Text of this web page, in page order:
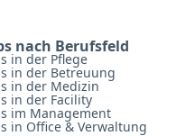
nach Berufsfeld
in der Pflege
in der Betreuung
in der Medizin
in der Facility
im Management
in Office & Verwaltung